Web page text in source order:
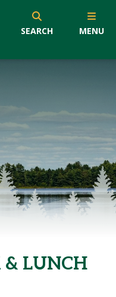
SEARCH MENU
& LUNCH